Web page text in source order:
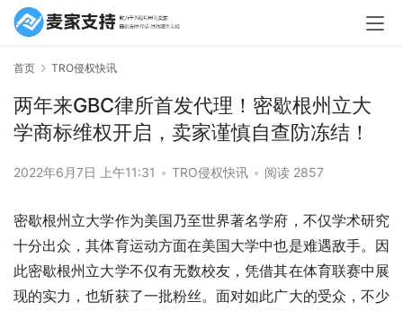
首页 TRO侵权快讯
两年来GBC律所首发代理！密歇根州立大
学商标维权开启，卖家谨慎自查防冻结！
2022年6月7日 上午11:31 • TRO侵权快讯 • 阅读 2857
密歇根州立大学作为美国乃至世界著名学府，不仅学术研究
十分出众，其体育运动方面在美国大学中也是难遇敌手。因
此密歇根州立大学不仅有无数校友，凭借其在体育联赛中展
现的实力，也斩获了一批粉丝。面对如此广大的受众，不少